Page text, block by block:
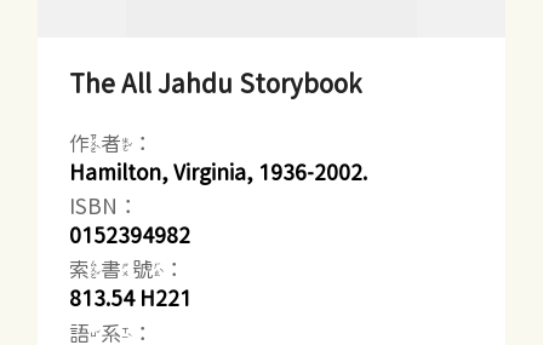
The All Jahdu Storybook
作者：
Hamilton, Virginia, 1936-2002.
ISBN：
0152394982
索書號：
813.54 H221
語系：